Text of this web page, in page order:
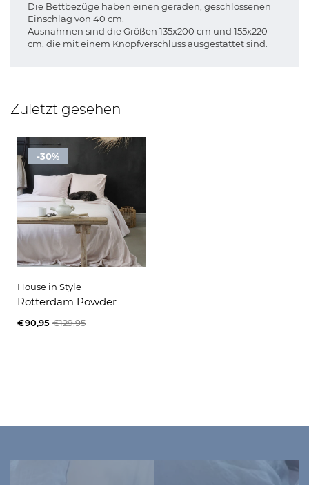
Die Bettbezüge haben einen geraden, geschlossenen
Einschlag von 40 cm.
Ausnahmen sind die Größen 135x200 cm und 155x220
cm, die mit einem Knopfverschluss ausgestattet sind.
Zuletzt gesehen
-30%
House in Style
Rotterdam Powder
€90,95 €129,95